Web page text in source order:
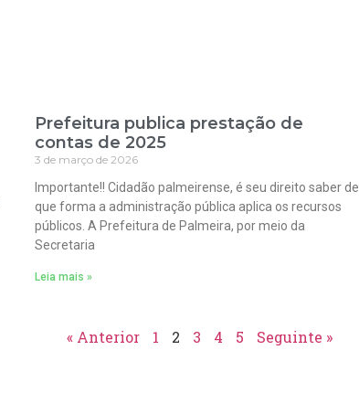
Prefeitura publica prestação de
contas de 2025
3 de março de 2026
Importante!! Cidadão palmeirense, é seu direito saber de
que forma a administração pública aplica os recursos
públicos. A Prefeitura de Palmeira, por meio da
Secretaria
Leia mais »
« Anterior 1 2 3 4 5 Seguinte »